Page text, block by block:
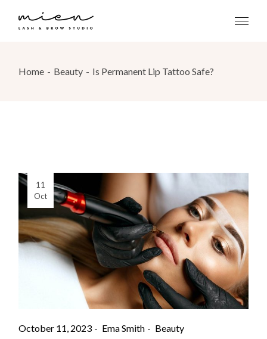
Home Beauty Is Permanent Lip Tattoo Safe?
11
Oct
October 11, 2023 Ema Smith Beauty